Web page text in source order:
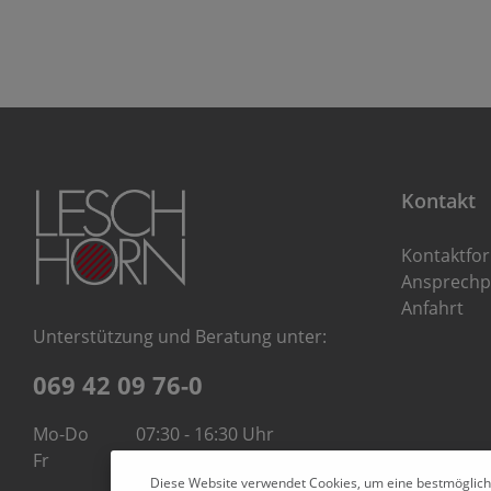
Unterstützung und Beratung unter:
069 42 09 76-0
Mo-Do
07:30 - 16:30 Uhr
Fr
Kontakt
Anfahrt
Diese Website verwendet Cookies, um eine